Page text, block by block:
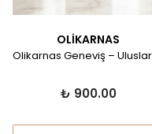
OLİKARNAS
₺ 900.00